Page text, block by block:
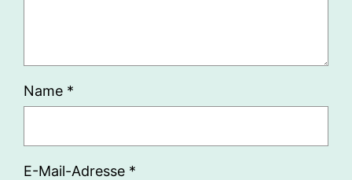
Name *
E-Mail-Adresse *